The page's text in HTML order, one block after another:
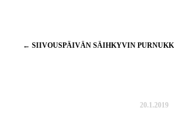
Artikkelien
← SIIVOUSPÄIVÄN SÄIHKYVIN
20.1.2019